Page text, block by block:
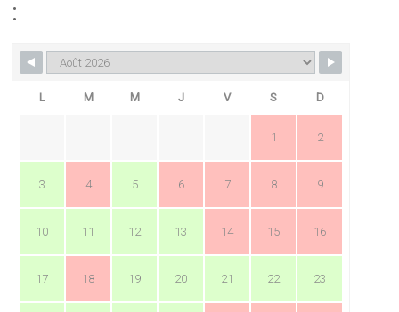
:
L M M J V S D
1 2
3 4 5 6 7 8 9
10 11 12 13 14 15 16
17 18 19 20 21 22 23